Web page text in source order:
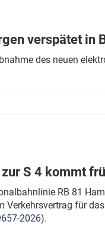
verspätet in
des neuen
S 4 kommt
RB 81
Verkehrsvertrag für
2026).